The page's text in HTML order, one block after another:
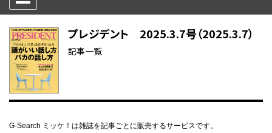
プレジデント 2025.3.7号（2025.3.7）
記事一覧
G-Search ミッケ！は雑誌を記事ごとに販売するサービスです。